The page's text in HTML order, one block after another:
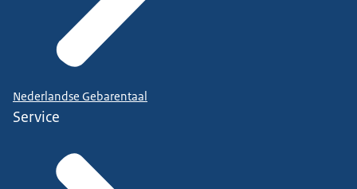
Nederlandse Gebarentaal
Service